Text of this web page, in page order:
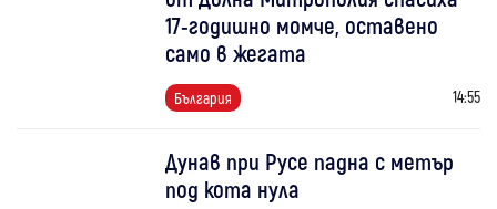
17-годишно момче, оставено
само в жегата
България 14:55
Дунав при Русе падна с метър
под кота нула